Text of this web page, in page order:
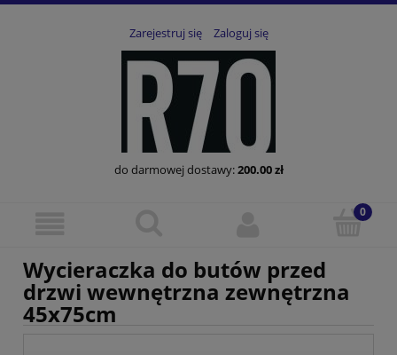
Zarejestruj się Zaloguj się
do darmowej dostawy:200.00zł
Wycieraczka do butów przed
drzwi wewnętrzna zewnętrzna
45x75cm